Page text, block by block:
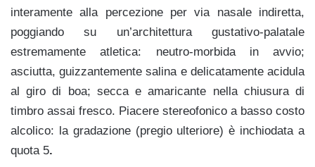
interamente alla percezione per via nasale indiretta,
poggiando su un’architettura gustativo-palatale
estremamente atletica: neutro-morbida in avvio;
asciutta, guizzantemente salina e delicatamente acidula
al giro di boa; secca e amaricante nella chiusura di
timbro assai fresco. Piacere stereofonico a basso costo
alcolico: la gradazione (pregio ulteriore) è inchiodata a
quota 5.